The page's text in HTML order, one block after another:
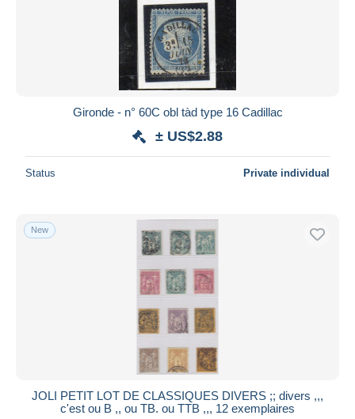
Gironde - n° 60C obl tàd type 16 Cadillac
± US$2.88
Status Private individual
New
JOLI PETIT LOT DE CLASSIQUES DIVERS ;; divers ,,,
c'est ou B ,, ou TB. ou TTB ,,, 12 exemplaires